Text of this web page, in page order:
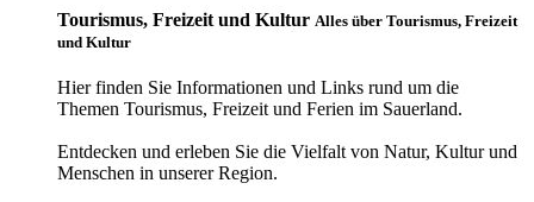
Tourismus, Freizeit und Kultur Alles über Tourismus, Freizeit
und Kultur
Hier finden Sie Informationen und Links rund um die
Themen Tourismus, Freizeit und Ferien im Sauerland.
Entdecken und erleben Sie die Vielfalt von Natur, Kultur und
Menschen in unserer Region.